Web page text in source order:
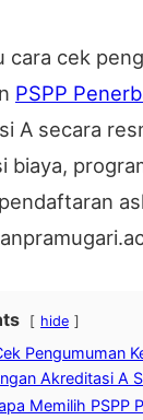
cara cek
PSPP
A secara
biaya,
hide
Pengumuman
Akreditasi A
Memilih PSPP